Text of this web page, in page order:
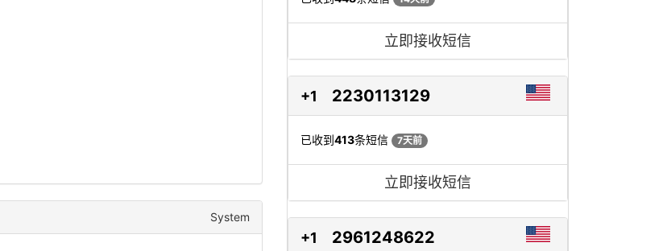
System
立即接收短信
+1 2230113129
已收到413条短信 7天前
立即接收短信
+1 2961248622